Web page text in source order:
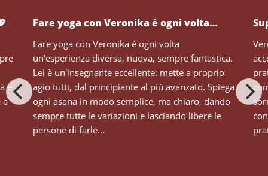
Fare yoga con Veronika è ogni volta…
Fare yoga con Veronika è ogni volta
un'esperienza diversa, nuova, sempre fantastica.
Lei è un'insegnante eccellente: mette a proprio
agio tutti, dal principiante al più avanzato. Spiega
ogni asana in modo semplice, ma chiaro, dando
sempre tutte le variazioni e lasciando libere le
persone di farle...
e
a